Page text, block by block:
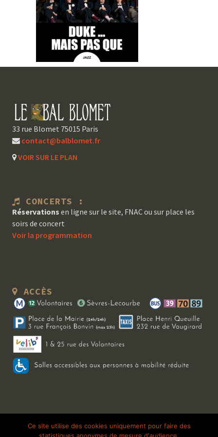
33 rue Blomet 75015 Paris
contact@balblomet.fr
VOIR SUR LE PLAN
CONCERTS :
Réservations en ligne sur le site, FNAC ou sur place les
soirs de concert
Voir la programmation
ACCÈS
Copyright 2026 Le Bal Blomet | Tous droits réservés | Mentions légales
Ce site utilise des cookies uniquement pour faire des